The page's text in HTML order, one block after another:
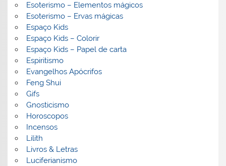
Esoterismo – Elementos mágicos
Esoterismo – Ervas mágicas
Espaço Kids
Espaço Kids – Colorir
Espaço Kids – Papel de carta
Espiritismo
Evangelhos Apócrifos
Feng Shui
Gifs
Gnosticismo
Horoscopos
Incensos
Lilith
Livros & Letras
Luciferianismo